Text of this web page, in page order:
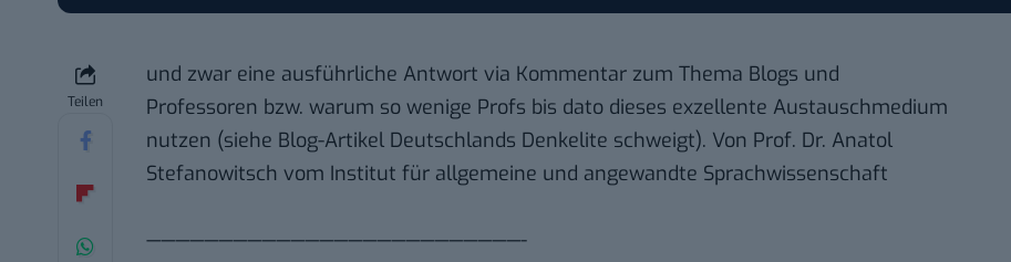
Teilen
und zwar eine ausführliche Antwort via Kommentar zum Thema Blogs und
Professoren bzw. warum so wenige Profs bis dato dieses exzellente Austauschmedium
nutzen (siehe Blog-Artikel Deutschlands Denkelite schweigt). Von Prof. Dr. Anatol
Stefanowitsch vom Institut für allgemeine und angewandte Sprachwissenschaft
——————————————————————————-